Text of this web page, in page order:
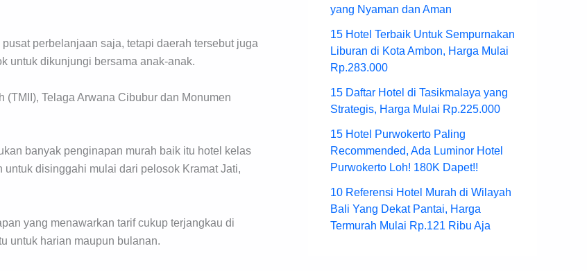
perbelanjaan saja, tetapi daerah tersebut juga
untuk dikunjungi bersama anak-anak.
(TMII), Telaga Arwana Cibubur dan Monumen
banyak penginapan murah baik itu hotel kelas
disinggahi mulai dari pelosok Kramat Jati,
yang menawarkan tarif cukup terjangkau di
untuk harian maupun bulanan.
yang Nyaman dan Aman
15 Hotel Terbaik Untuk Sempurnakan
Liburan di Kota Ambon, Harga Mulai
Rp.283.000
15 Daftar Hotel di Tasikmalaya yang
Strategis, Harga Mulai Rp.225.000
15 Hotel Purwokerto Paling
Recommended, Ada Luminor Hotel
Purwokerto Loh! 180K Dapet!!
10 Referensi Hotel Murah di Wilayah
Bali Yang Dekat Pantai, Harga
Termurah Mulai Rp.121 Ribu Aja